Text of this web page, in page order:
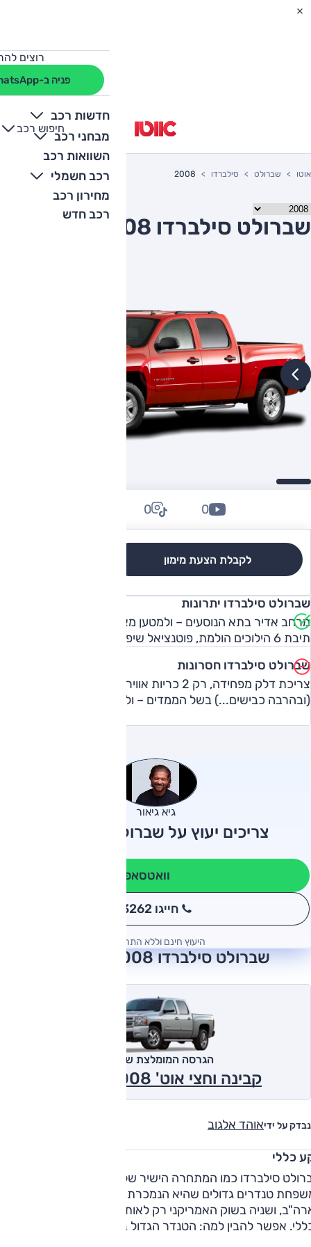
רוצים
פניה ב-WhatsApp
חדשות רכב
מבחני רכב
השוואות רכב
רכב חשמלי
מחירון רכב
רכב חדש
חיפוש רכב
+
-
אוטו שברולט סילברדו 2008
שברולט סילברדו 2008 יד שניה
לקבלת הצעת מימון
0
0
שברולט סילברדו יתרונות
מרחב אדיר בתא הנוסעים – ולמטען מאחור, מנוע מופלא עם
תיבת 6 הילוכים הולמת, פוטנציאל שיפורים בלתי-מוגבל
שברולט סילברדו חסרונות
צריכת דלק מפחידה, רק 2 כריות אוויר וזהו, מוגבל בשטח
(ובהרבה כבישים...) בשל הממדים – ולבעלי רשיון ג' בלבד
גיא גיאור
צריכים יעוץ על שברולט סילברדו?
וואטסאפ
חייגו 3262
היעוץ חינם וללא התחייבות
שברולט סילברדו 2008 חוות דעת
נבדק על ידיאוהד אלגוב
הגרסה המומלצת של אוטו
קבינה וחצי אוט' 2X4 LT 2008
כללי
טנדרים גדולים שהיא הנמכרת ביותר של ג'נרל-מוטורס
ושניה בשוק האמריקני רק לאותו פורד בדירוג המכירות
הכללי. אפשר להבין למה: הטנדר הגדול ביותר בישראל הוא ענק